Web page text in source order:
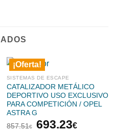
¡Oferta!
SISTEMAS DE ESCAPE
CATALIZADOR METÁLICO
DEPORTIVO USO EXCLUSIVO
PARA COMPETICIÓN / OPEL
ASTRA G
857.51€
El
693.23€El